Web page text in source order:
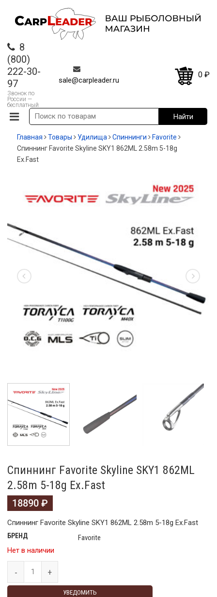
8
(800)
222-30-
97
Звонок по
России —
бесплатный
sale@carpleader.ru
0 ₽
Главная Товары Удилища Спиннинги
Favorite
Спиннинг Favorite Skyline SKY1 862ML 2.58m 5-18g
Ex.Fast
Спиннинг Favorite Skyline SKY1 862ML
2.58m 5-18g Ex.Fast
18890 ₽
Спиннинг Favorite Skyline SKY1 862ML 2.58m 5-18g Ex.Fast
БРЕНД
Favorite
Нет в наличии
УВЕДОМИТЬ